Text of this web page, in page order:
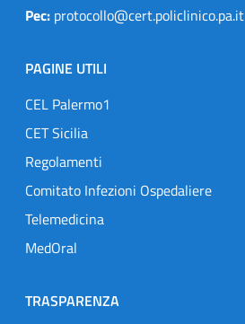
Pec: protocollo@cert.policlinico.pa.it
PAGINE UTILI
CEL Palermo1
CET Sicilia
Regolamenti
Comitato Infezioni Ospedaliere
Telemedicina
MedOral
TRASPARENZA